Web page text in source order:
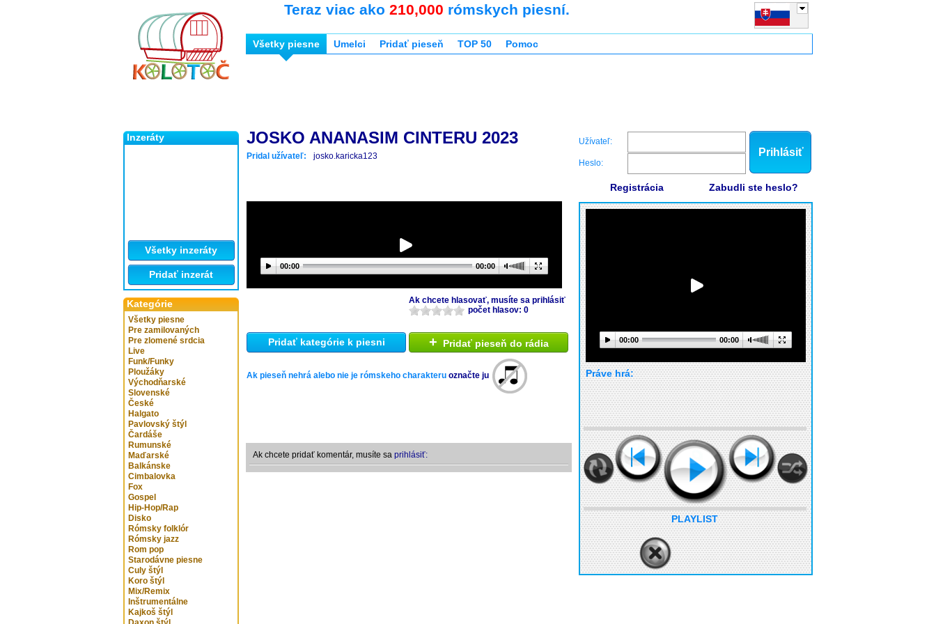
Inzeráty
Všetky inzeráty
Pridať inzerát
Kategórie
Všetky piesne
Pre zamilovaných
Pre zlomené srdcia
Live
Funk/Funky
Ploužáky
Východňarské
Slovenské
České
Halgato
Pavlovský štýl
Čardáše
Rumunské
Maďarské
Balkánske
Cimbalovka
Fox
Gospel
Hip-Hop/Rap
Disko
Rómsky folklór
Rómsky jazz
Rom pop
Starodávne piesne
Culy štýl
Koro štýl
Mix/Remix
Inštrumentálne
Kajkoš štýl
Teraz viac ako 210,000 rómskych piesní.
Všetky piesne Umelci Pridať pieseň TOP 50 Pomoc
JOSKO ANANASIM CINTERU 2023
Pridal užívateľ: josko.karicka123
00:00 00:00
Ak chcete hlasovať, musíte sa prihlásiť
počet hlasov: 0
Pridať kategórie k piesni + Pridať pieseň do rádia
Ak pieseň nehrá alebo nie je rómskeho charakteru označte ju
Ak chcete pridať komentár, musíte sa prihlásiť:
Užívateľ:
Heslo:
Prihlásiť
Registrácia Zabudli ste heslo?
00:00 00:00
Práve hrá:
PLAYLIST